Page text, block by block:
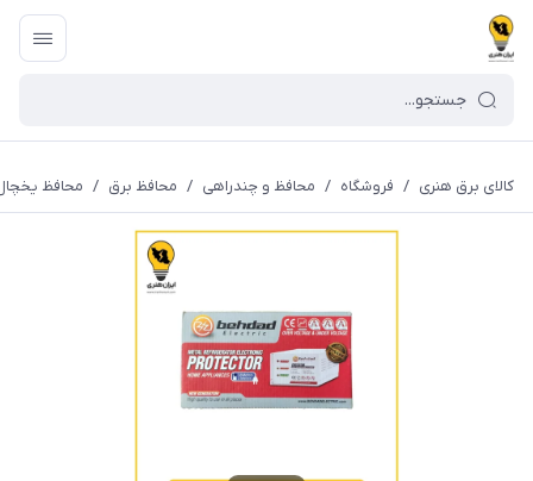
کالای برق هنری / فروشگاه / محافظ و چندراهی / محافظ برق / محافظ یخچال 3500 وات ارت دار بهداد